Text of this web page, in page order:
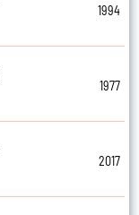
1994
1977
2017